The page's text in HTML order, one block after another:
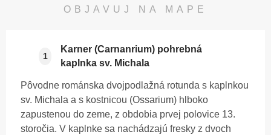
OBJAVUJ NA MAPE
1
Karner (Carnanrium) pohrebná
kaplnka sv. Michala
Pôvodne románska dvojpodlažná rotunda s kaplnkou
sv. Michala a s kostnicou (Ossarium) hlboko
zapustenou do zeme, z obdobia prvej polovice 13.
storočia. V kaplnke sa nachádzajú fresky z dvoch